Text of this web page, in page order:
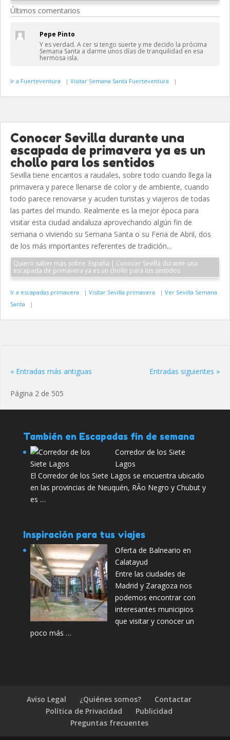
Últimos comentarios
Pepe Pinto
Y es verdad. A cer si tengo suerte y me decido la prócima
Semana Santa a darme unos días de tranquilidad en esa
hermosa isla.
Ir a Fuerteventura | Visitar Semana Santa Fuerteventura |
Conocer Sevilla durante una
escapada de primavera ya es un
chollo para los sentidos
Sevilla tiene encantos a raudales, sobre todo cuando llega la
primavera y parece llenarse de color y de ambiente, cuando
todo parece renovarse y acuden turistas y viajeros de todas
las partes del mundo. Realmente es la mejor época para
visitar esta ciudad andaluza aprovechando algún fin de
semana o viviendo su Semana Santa o su Feria de Abril, dos
de los más importantes referentes de tradición...
Quiero saber más sobre: España | Conocer Sevilla durante una
escapada de primavera ya es un chollo para los sentidos
Ir a escapadas primavera | Visitar Sevilla primavera | Ver Sevilla Semana
Santa
|
« Entradas más antiguas Entradas siguientes »
Página 2 de 505
También en Escapadas fin de semana
Corredor de los Siete
Lagos
El Corredor de los Siete Lagos se encuentra ubicado
en las provincias de Neuquén, RÃ­o Negro y Chubut y
es …
Inspiración para tus viajes
Oferta de Balneario en
Calatayud
Entre las ciudades de
Madrid y Zaragoza nos
podemos encontrar con
interesantes municipios
que visitar y conocer un
poco más …
Aviso Legal ¿Quiénes somos?
Contactar
Política de Privacidad
Publicidad
Preguntas frecuentes